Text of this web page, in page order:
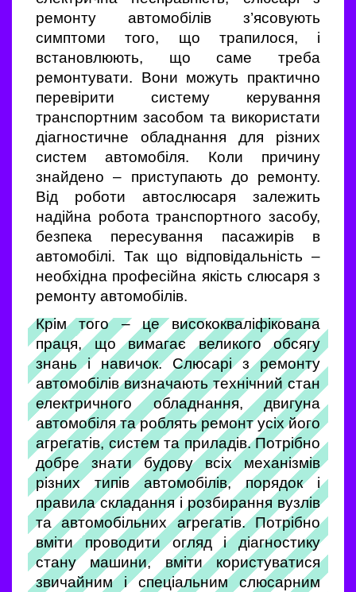
ремонту автомобілів з’ясовують
симптоми того, що трапилося, і
встановлюють, що саме треба
ремонтувати. Вони можуть практично
перевірити систему керування
транспортним засобом та використати
діагностичне обладнання для різних
систем автомобіля. Коли причину
знайдено – приступають до ремонту.
Від роботи автослюсаря залежить
надійна робота транспортного засобу,
безпека пересування пасажирів в
автомобілі. Так що відповідальність –
необхідна професійна якість слюсаря з
ремонту автомобілів.
Крім того – це висококваліфікована
праця, що вимагає великого обсягу
знань і навичок. Слюсарі з ремонту
автомобілів визначають технічний стан
електричного обладнання, двигуна
автомобіля та роблять ремонт усіх його
агрегатів, систем та приладів. Потрібно
добре знати будову всіх механізмів
різних типів автомобілів, порядок і
правила складання і розбирання вузлів
та автомобільних агрегатів. Потрібно
вміти проводити огляд і діагностику
стану машини, вміти користуватися
звичайним і спеціальним слюсарним